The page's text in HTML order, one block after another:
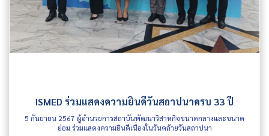
ISMED ร่วมแสดงความยินดีวันสถาปนาครบ 33 ปี
5 กันยายน 2567 ผู้อำนวยการสถาบันพัฒนาวิสาหกิจขนาดกลางและขนาด
ย่อม ร่วมแสดงความยินดีเนื่องในวันคล้ายวันสถาปนา